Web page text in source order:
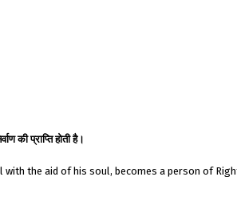
की प्राप्ति होती है।
the aid of his soul, becomes a person of